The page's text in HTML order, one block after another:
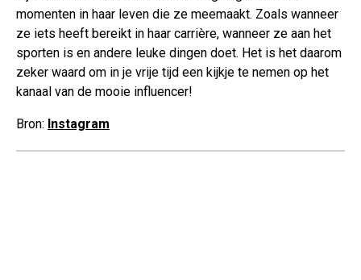
momenten in haar leven die ze meemaakt. Zoals wanneer
ze iets heeft bereikt in haar carrière, wanneer ze aan het
sporten is en andere leuke dingen doet. Het is het daarom
zeker waard om in je vrije tijd een kijkje te nemen op het
kanaal van de mooie influencer!
Bron: Instagram